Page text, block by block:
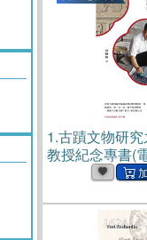
1.古蹟文物研
教授紀念專書(